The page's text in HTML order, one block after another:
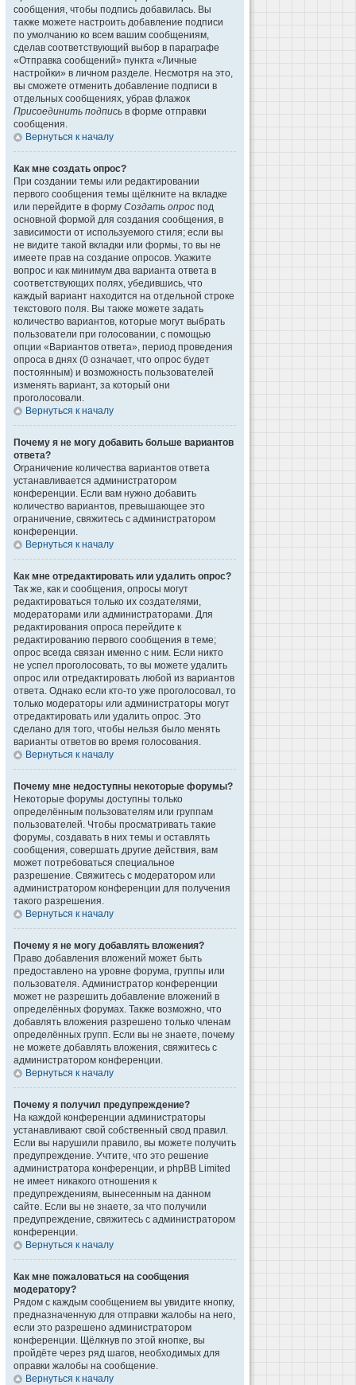
сообщения, чтобы подпись добавилась. Вы
также можете настроить добавление подписи
по умолчанию ко всем вашим сообщениям,
сделав соответствующий выбор в параграфе
«Отправка сообщений» пункта «Личные
настройки» в личном разделе. Несмотря на это,
вы сможете отменить добавление подписи в
отдельных сообщениях, убрав флажок
Присоединить подпись в форме отправки
сообщения.
Вернуться к началу
Как мне создать опрос?
При создании темы или редактировании
первого сообщения темы щёлкните на вкладке
или перейдите в форму Создать опрос под
основной формой для создания сообщения, в
зависимости от используемого стиля; если вы
не видите такой вкладки или формы, то вы не
имеете прав на создание опросов. Укажите
вопрос и как минимум два варианта ответа в
соответствующих полях, убедившись, что
каждый вариант находится на отдельной строке
текстового поля. Вы также можете задать
количество вариантов, которые могут выбрать
пользователи при голосовании, с помощью
опции «Вариантов ответа», период проведения
опроса в днях (0 означает, что опрос будет
постоянным) и возможность пользователей
изменять вариант, за который они
проголосовали.
Вернуться к началу
Почему я не могу добавить больше вариантов
ответа?
Ограничение количества вариантов ответа
устанавливается администратором
конференции. Если вам нужно добавить
количество вариантов, превышающее это
ограничение, свяжитесь с администратором
конференции.
Вернуться к началу
Как мне отредактировать или удалить опрос?
Так же, как и сообщения, опросы могут
редактироваться только их создателями,
модераторами или администраторами. Для
редактирования опроса перейдите к
редактированию первого сообщения в теме;
опрос всегда связан именно с ним. Если никто
не успел проголосовать, то вы можете удалить
опрос или отредактировать любой из вариантов
ответа. Однако если кто-то уже проголосовал, то
только модераторы или администраторы могут
отредактировать или удалить опрос. Это
сделано для того, чтобы нельзя было менять
варианты ответов во время голосования.
Вернуться к началу
Почему мне недоступны некоторые форумы?
Некоторые форумы доступны только
определённым пользователям или группам
пользователей. Чтобы просматривать такие
форумы, создавать в них темы и оставлять
сообщения, совершать другие действия, вам
может потребоваться специальное
разрешение. Свяжитесь с модератором или
администратором конференции для получения
такого разрешения.
Вернуться к началу
Почему я не могу добавлять вложения?
Право добавления вложений может быть
предоставлено на уровне форума, группы или
пользователя. Администратор конференции
может не разрешить добавление вложений в
определённых форумах. Также возможно, что
добавлять вложения разрешено только членам
определённых групп. Если вы не знаете, почему
не можете добавлять вложения, свяжитесь с
администратором конференции.
Вернуться к началу
Почему я получил предупреждение?
На каждой конференции администраторы
устанавливают свой собственный свод правил.
Если вы нарушили правило, вы можете получить
предупреждение. Учтите, что это решение
администратора конференции, и phpBB Limited
не имеет никакого отношения к
предупреждениям, вынесенным на данном
сайте. Если вы не знаете, за что получили
предупреждение, свяжитесь с администратором
конференции.
Вернуться к началу
Как мне пожаловаться на сообщения
модератору?
Рядом с каждым сообщением вы увидите кнопку,
предназначенную для отправки жалобы на него,
если это разрешено администратором
конференции. Щёлкнув по этой кнопке, вы
пройдёте через ряд шагов, необходимых для
оправки жалобы на сообщение.
Вернуться к началу